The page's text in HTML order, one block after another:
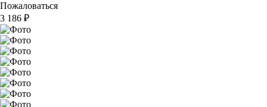
Пожаловаться
3 186 ₽